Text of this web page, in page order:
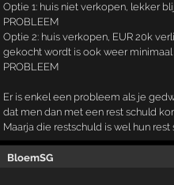
Optie 1: huis niet verkopen, lekker
PROBLEEM
Optie 2: huis verkopen, EUR 20k
gekocht wordt is ook weer minimaal
PROBLEEM
Er is enkel een probleem als je
dat men dan met een rest schuld
Maarja die restschuld is wel hun rest
BloemSG